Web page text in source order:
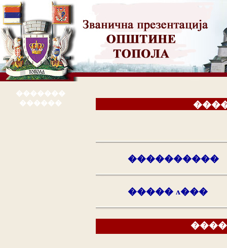
�������
������
����������
����� ʌ���